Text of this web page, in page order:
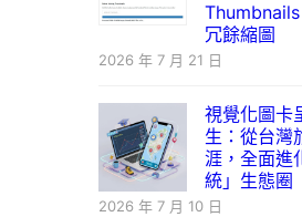
冗餘縮圖
2026 年 7 月 21 日
視覺化圖卡
生：從台灣
涯，全面進
統」生態圈
2026 年 7 月 10 日